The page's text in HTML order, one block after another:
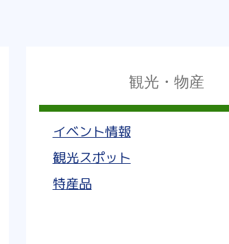
観光・物産
イベント情報
観光スポット
特産品